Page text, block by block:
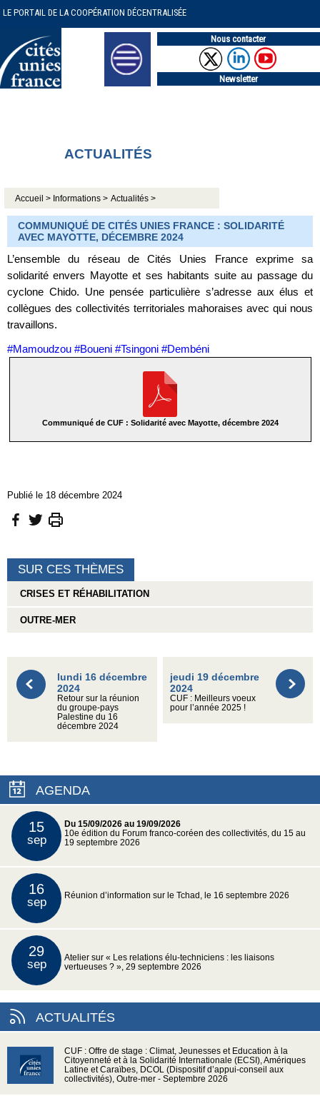
LE PORTAIL DE LA COOPÉRATION DÉCENTRALISÉE
Nous contacter
Newsletter
ACTUALITÉS
Accueil > Informations > Actualités >
COMMUNIQUÉ DE CITÉS UNIES FRANCE : SOLIDARITÉ
AVEC MAYOTTE, DÉCEMBRE 2024
L’ensemble du réseau de Cités Unies France exprime sa
solidarité envers Mayotte et ses habitants suite au passage du
cyclone Chido. Une pensée particulière s’adresse aux élus et
collègues des collectivités territoriales mahoraises avec qui nous
travaillons.
#Mamoudzou #Boueni #Tsingoni #Dembéni
Communiqué de CUF : Solidarité avec Mayotte, décembre 2024
Publié le 18 décembre 2024
SUR CES THÈMES
CRISES ET RÉHABILITATION
OUTRE-MER
lundi 16 décembre
2024
Retour sur la réunion
du groupe-pays
Palestine du 16
décembre 2024
jeudi 19 décembre
2024
CUF : Meilleurs voeux
pour l’année 2025 !
AGENDA
15
sep
Du 15/09/2026 au 19/09/2026
10e édition du Forum franco-coréen des collectivités, du 15 au
19 septembre 2026
16
sep Réunion d’information sur le Tchad, le 16 septembre 2026
29
sep
Atelier sur « Les relations élu-techniciens : les liaisons
vertueuses ? », 29 septembre 2026
ACTUALITÉS
CUF : Offre de stage : Climat, Jeunesses et Education à la
Citoyenneté et à la Solidarité Internationale (ECSI), Amériques
Latine et Caraïbes, DCOL (Dispositif d’appui-conseil aux
collectivités), Outre-mer - Septembre 2026